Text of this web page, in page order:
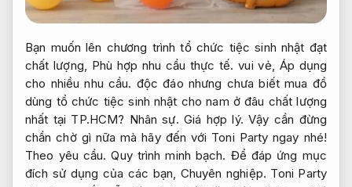
Bạn muốn lên chương trình tổ chức tiệc sinh nhật đạt
chất lượng, Phù hợp nhu cầu thực tế. vui vẻ, Áp dụng
cho nhiều nhu cầu. độc đáo nhưng chưa biết mua đồ
dùng tổ chức tiệc sinh nhật cho nam ở đâu chất lượng
nhất tại TP.HCM? Nhân sự. Giá hợp lý. Vậy cần đừng
chần chờ gì nữa mà hãy đến với Toni Party ngay nhé!
Theo yêu cầu. Quy trình minh bạch. Để đáp ứng mục
đích sử dụng của các bạn, Chuyên nghiệp. Toni Party